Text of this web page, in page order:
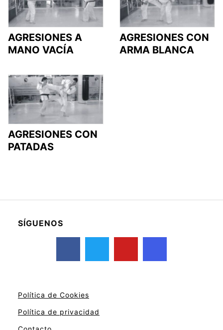
AGRESIONES A
MANO VACÍA
AGRESIONES CON
ARMA BLANCA
AGRESIONES CON
PATADAS
SÍGUENOS
Política de Cookies
Política de privacidad